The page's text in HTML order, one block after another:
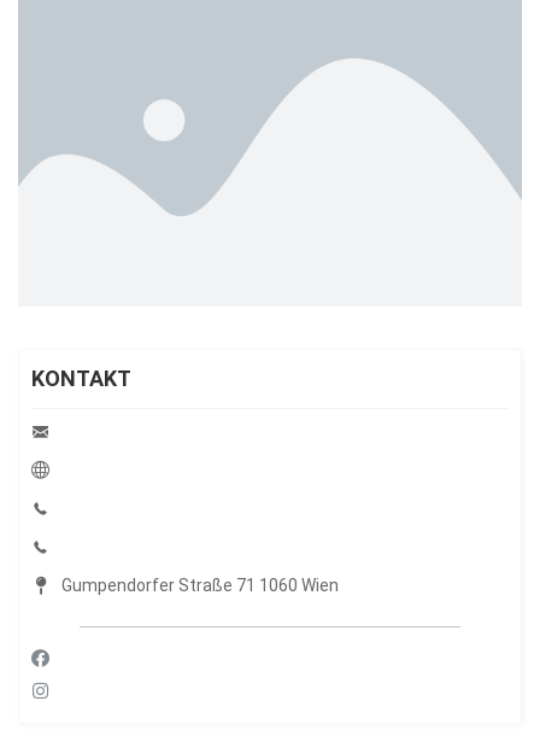
KONTAKT
Gumpendorfer Straße 71 1060 Wien